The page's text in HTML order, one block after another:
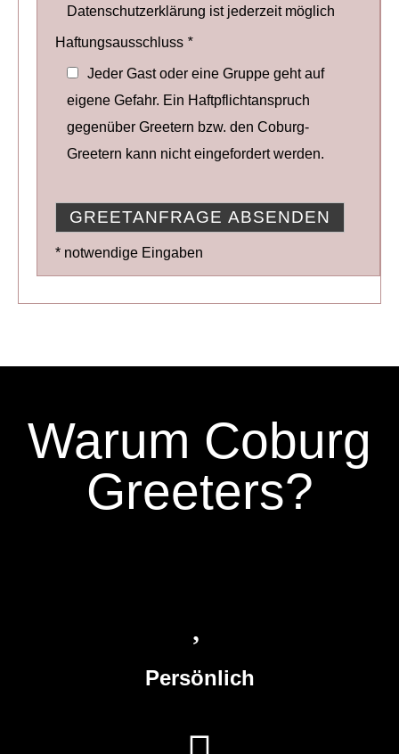
Datenschutzerklärung ist jederzeit möglich
Haftungsausschluss *
Jeder Gast oder eine Gruppe geht auf
eigene Gefahr. Ein Haftpflichtanspruch
gegenüber Greetern bzw. den Coburg-
Greetern kann nicht eingefordert werden.
* notwendige Eingaben
Warum Coburg
Greeters?
Persönlich